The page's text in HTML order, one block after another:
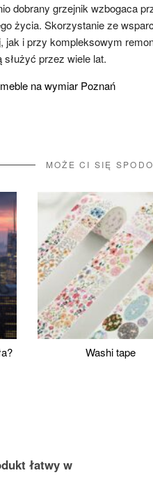
dobrany grzejnik wzbogaca
życia. Skorzystanie ze
jak i przy kompleksowym
służyć przez wiele lat.
meble na wymiar Poznań
MOŻE CI SIĘ
Washi tape
łatwy w